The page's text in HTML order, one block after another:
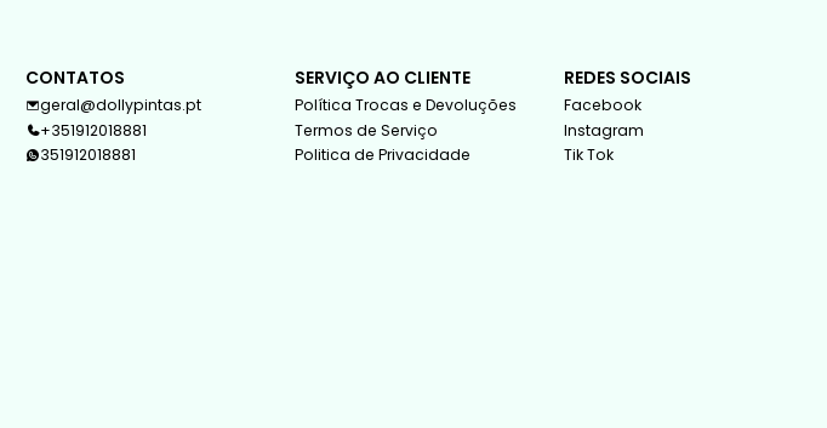
CONTATOS
geral@dollypintas.pt
+351912018881
351912018881
SERVIÇO AO CLIENTE
Política Trocas e Devoluções
Termos de Serviço
Politica de Privacidade
REDES SOCIAIS
Facebook
Instagram
Tik Tok